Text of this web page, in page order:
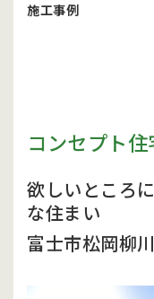
施工事例
コンセプト
欲しいところ
な住まい
富士市松岡柳